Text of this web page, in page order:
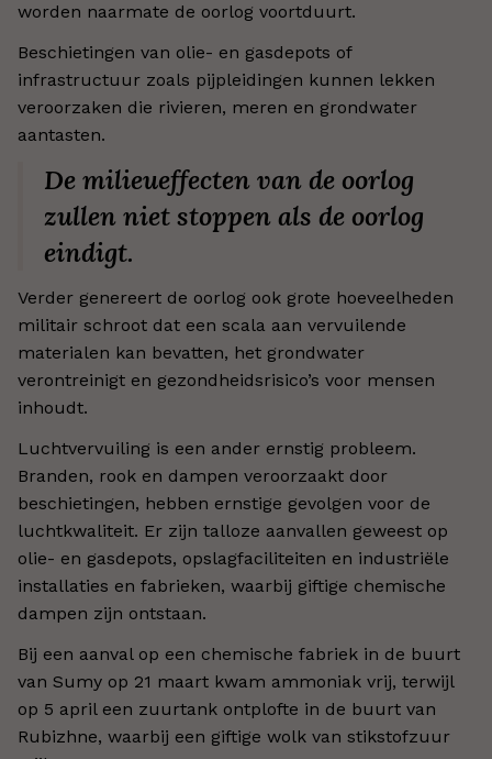
worden naarmate de oorlog voortduurt.
Beschietingen van olie- en gasdepots of
infrastructuur zoals pijpleidingen kunnen lekken
veroorzaken die rivieren, meren en grondwater
aantasten.
De milieueffecten van de oorlog
zullen niet stoppen als de oorlog
eindigt.
Verder genereert de oorlog ook grote hoeveelheden
militair schroot dat een scala aan vervuilende
materialen kan bevatten, het grondwater
verontreinigt en gezondheidsrisico’s voor mensen
inhoudt.
Luchtvervuiling is een ander ernstig probleem.
Branden, rook en dampen veroorzaakt door
beschietingen, hebben ernstige gevolgen voor de
luchtkwaliteit. Er zijn talloze aanvallen geweest op
olie- en gasdepots, opslagfaciliteiten en industriële
installaties en fabrieken, waarbij giftige chemische
dampen zijn ontstaan.
Bij een aanval op een chemische fabriek in de buurt
van Sumy op 21 maart kwam ammoniak vrij, terwijl
op 5 april een zuurtank ontplofte in de buurt van
Rubizhne, waarbij een giftige wolk van stikstofzuur